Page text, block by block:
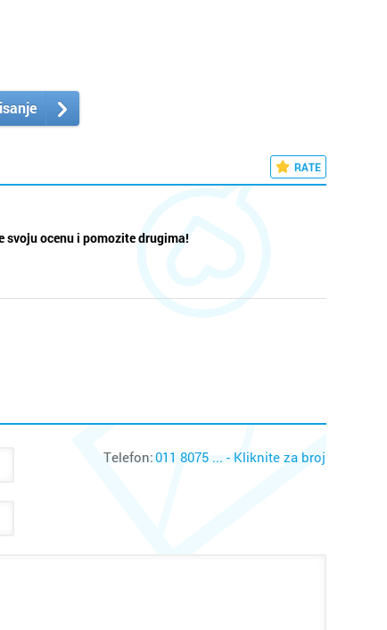
RATE
svoju ocenu i pomozite drugima!
Telefon:011 8075 ... - Kliknite za broj